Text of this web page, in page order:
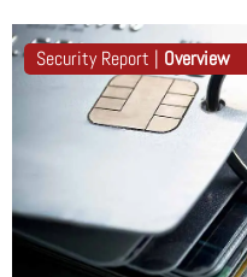
Security Report | Overview